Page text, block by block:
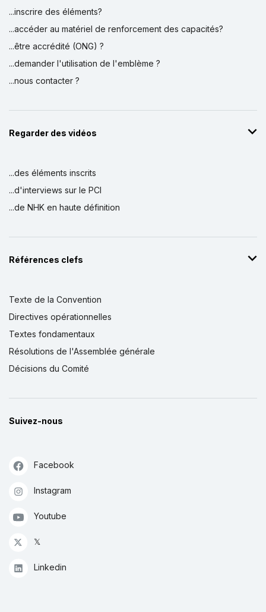
...inscrire des éléments?
...accéder au matériel de renforcement des capacités?
...être accrédité (ONG) ?
...demander l'utilisation de l'emblème ?
...nous contacter ?
Regarder des vidéos
...des éléments inscrits
...d'interviews sur le PCI
...de NHK en haute définition
Références clefs
Texte de la Convention
Directives opérationnelles
Textes fondamentaux
Résolutions de l'Assemblée générale
Décisions du Comité
Suivez-nous
Facebook
Instagram
Youtube
𝕏
Linkedin